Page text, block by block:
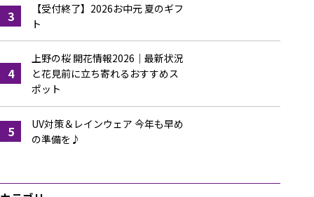
3
【受付終了】2026お中元 夏のギフ
ト
4
上野の桜 開花情報2026｜最新状況
と花見前に立ち寄れるおすすめス
ポット
5
UV対策＆レインウェア 今年も早め
の準備を♪